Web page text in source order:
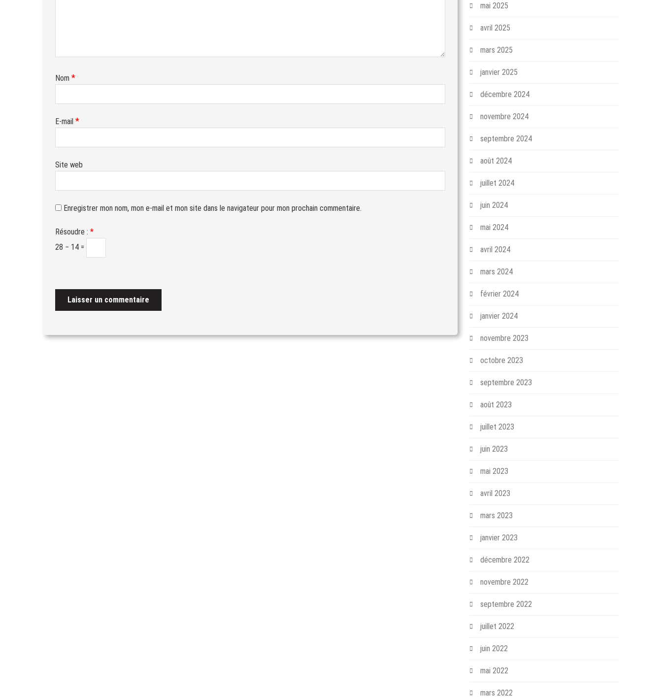
Nom *
E-mail *
Site web
Enregistrer mon nom, mon e-mail et mon site dans le navigateur pour mon prochain commentaire.
Résoudre : *
28 − 14 =
mai 2025
avril 2025
mars 2025
janvier 2025
décembre 2024
novembre 2024
septembre 2024
août 2024
juillet 2024
juin 2024
mai 2024
avril 2024
mars 2024
février 2024
janvier 2024
novembre 2023
octobre 2023
septembre 2023
août 2023
juillet 2023
juin 2023
mai 2023
avril 2023
mars 2023
janvier 2023
décembre 2022
novembre 2022
septembre 2022
juillet 2022
juin 2022
mai 2022
mars 2022